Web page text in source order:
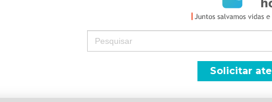
Search
for:
Solicitar